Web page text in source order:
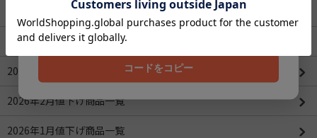
ROBOTIMEシリーズ
2026年4月値下げ商品一覧(更新：2026/04/16)
2026年3月値下げ商品一覧
2026年2月値下げ商品一覧
2026年1月値下げ商品一覧
202608
コードをコピー